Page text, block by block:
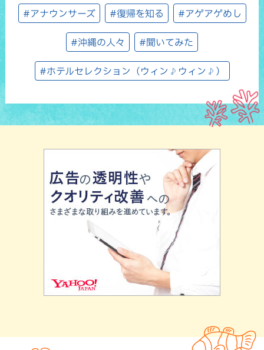
#アナウンサーズ #復帰を知る #アゲアゲめし
#沖縄の人々 #聞いてみた
#ホテルセレクション（ウィン♪ウィン♪）